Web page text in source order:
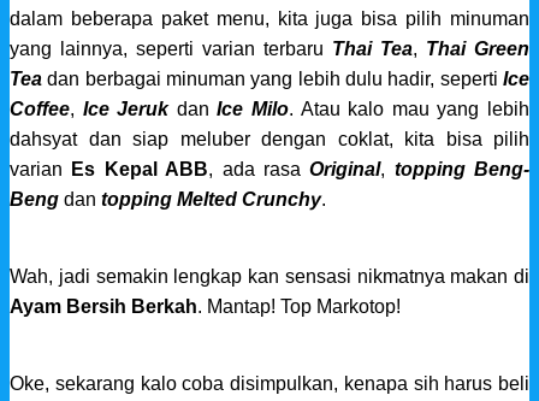
dalam beberapa paket menu, kita juga bisa pilih minuman
yang lainnya, seperti varian terbaru Thai Tea, Thai Green
Tea dan berbagai minuman yang lebih dulu hadir, seperti Ice
Coffee, Ice JerukdanIce Milo. Atau kalo mau yang lebih
dahsyat dan siap meluber dengan coklat, kita bisa pilih
varian
Es Kepal ABB, ada rasaOriginal, topping Beng-
Beng dan topping Melted Crunchy.
Wah, jadi semakin lengkap kan sensasi nikmatnya makan di
Ayam Bersih Berkah. Mantap! Top Markotop!
Oke, sekarang kalo coba disimpulkan, kenapa sih harus beli